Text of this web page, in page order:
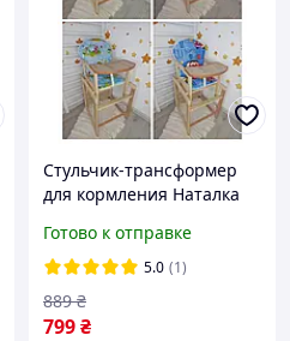
Стульчик-трансформер
для кормления Наталка
Готово к отправке
5.0 (1)
799₴
889 ₴